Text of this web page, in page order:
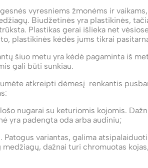
vyresniems žmonėms ir
Biudžetinės yra plastikinės,
Plastikas gerai išlieka net
plastikinės kėdės jums tikrai
šiuo metu yra kėdė pagaminta iš
gali būti sunkiau.
atkreipti dėmesį renkantis
nugarai su keturiomis kojomis.
yra padengta oda arba audiniu;
Patogus variantas, galima
dažnai turi chromuotas